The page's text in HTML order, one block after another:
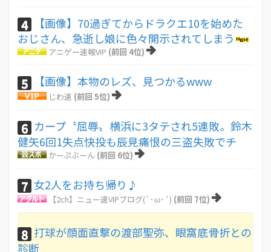
4
【画像】70過ぎてからドラクエ10を始めた
おじさん、急逝し娘に色々開示されてしまう
アニゲー速報VIP (前回 4位)
5 【画像】本物のレズ、見つかるwww
じわ速 (前回 5位)
6 カープ〝屈辱〟横浜に3タテされ5連敗。鈴木
健矢6回1失点快投も辰見痛恨の三盗失敗でチ
かーぷぶーん (前回 6位)
7 女2人をお持ち帰り♪
【2ch】ニュー速VIPブログ(`･ω･´) (前回 7位)
8 打球が顔面直撃の渡部聖弥、眼窩底骨折との
診断